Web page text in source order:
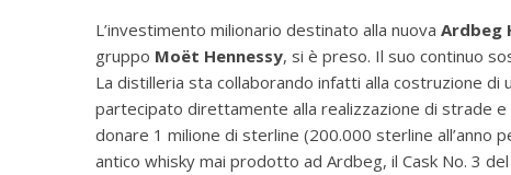
L’investimento milionario destinato alla nuova Ardbeg
gruppo Moët Hennessy, si è preso. Il suo continuo
La distilleria sta collaborando infatti alla costruzione
partecipato direttamente alla realizzazione di strade
donare 1 milione di sterline (200.000 sterline all’anno
antico whisky mai prodotto ad Ardbeg, il Cask No. 3